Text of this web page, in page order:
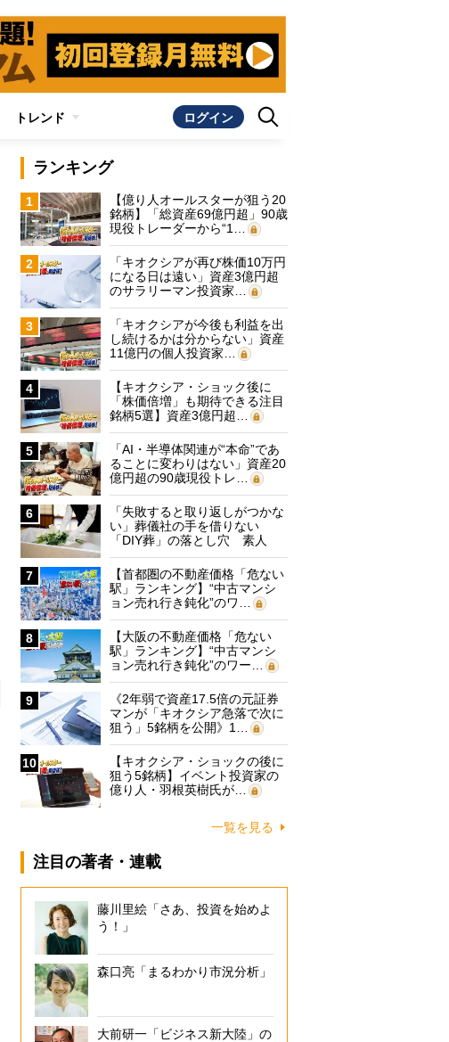
トレンド ログイン
ランキング
1
【億り人オールスターが狙う20
銘柄】「総資産69億円超」90歳
現役トレーダーから“1…
2
「キオクシアが再び株価10万円
になる日は遠い」資産3億円超
のサラリーマン投資家…
3
「キオクシアが今後も利益を出
し続けるかは分からない」資産
11億円の個人投資家…
4
【キオクシア・ショック後に
「株価倍増」も期待できる注目
銘柄5選】資産3億円超…
5
「AI・半導体関連が“本命”であ
ることに変わりはない」資産20
億円超の90歳現役トレ…
6
「失敗すると取り返しがつかな
い」葬儀社の手を借りない
「DIY葬」の落とし穴 素人
に…
7
【首都圏の不動産価格「危ない
駅」ランキング】“中古マンシ
ョン売れ行き鈍化”のワ…
8
【大阪の不動産価格「危ない
駅」ランキング】“中古マンシ
ョン売れ行き鈍化”のワー…
9
《2年弱で資産17.5倍の元証券
マンが「キオクシア急落で次に
狙う」5銘柄を公開》1…
10
【キオクシア・ショックの後に
狙う5銘柄】イベント投資家の
億り人・羽根英樹氏が…
一覧を見る
注目の著者・連載
藤川里絵「さあ、投資を始めよ
う！」
森口亮「まるわかり市況分析」
大前研一「ビジネス新大陸」の